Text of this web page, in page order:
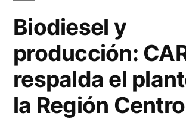
Biodiesel y
producción:
respalda el
la Región Centro